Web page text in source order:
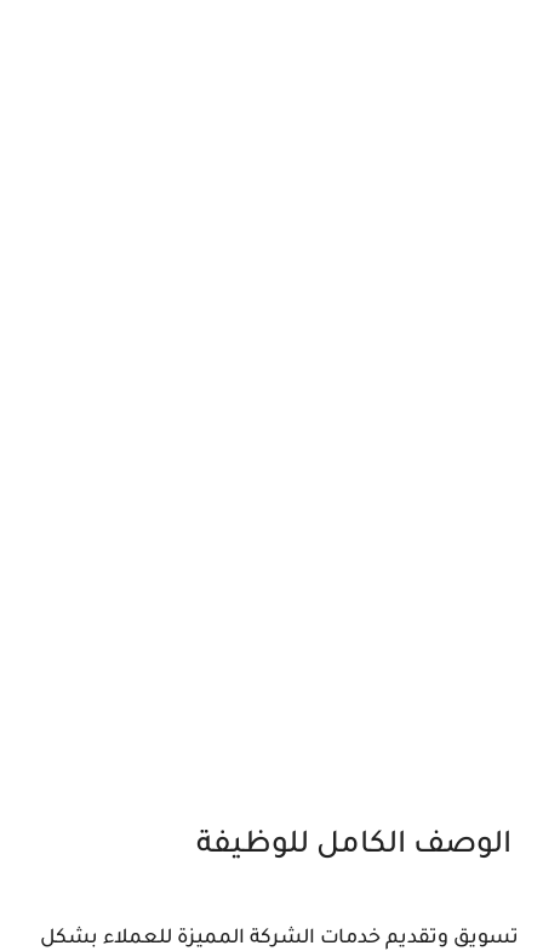
الوصف الكامل للوظيفة
تسويق وتقديم خدمات الشركة المميزة للعملاء بشكل